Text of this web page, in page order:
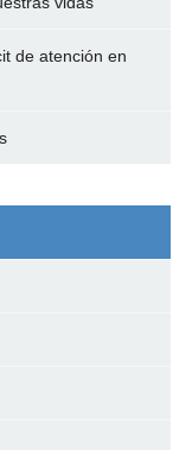
de atención en